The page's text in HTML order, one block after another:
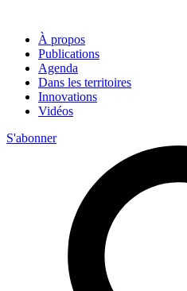
À propos
Publications
Agenda
Dans les territoires
Innovations
Vidéos
S'abonner